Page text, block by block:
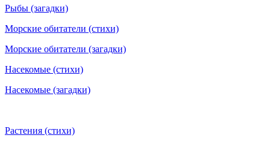
Рыбы (загадки)
Морские обитатели (стихи)
Морские обитатели (загадки)
Насекомые (стихи)
Насекомые (загадки)
Растения (стихи)